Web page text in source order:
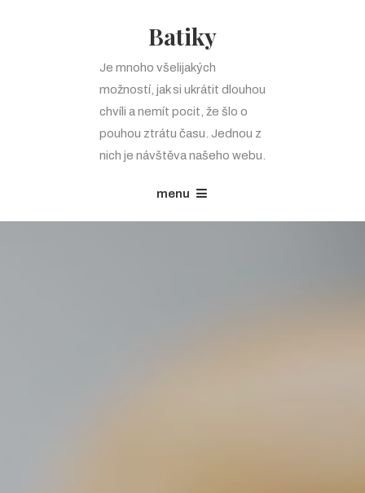
Batiky
Je mnoho všelijakých
možností, jak si ukrátit dlouhou
chvíli a nemít pocit, že šlo o
pouhou ztrátu času. Jednou z
nich je návštěva našeho webu.
menu